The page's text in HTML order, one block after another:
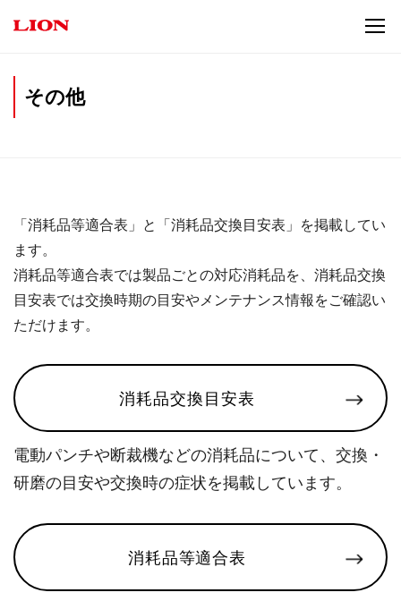
その他
「消耗品等適合表」と「消耗品交換目安表」を掲載してい
ます。
消耗品等適合表では製品ごとの対応消耗品を、消耗品交換
目安表では交換時期の目安やメンテナンス情報をご確認い
ただけます。
消耗品交換目安表
電動パンチや断裁機などの消耗品について、交換・
研磨の目安や交換時の症状を掲載しています。
消耗品等適合表